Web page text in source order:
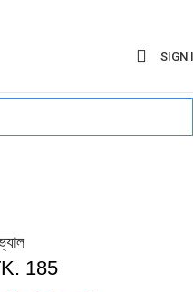
SIGN
185